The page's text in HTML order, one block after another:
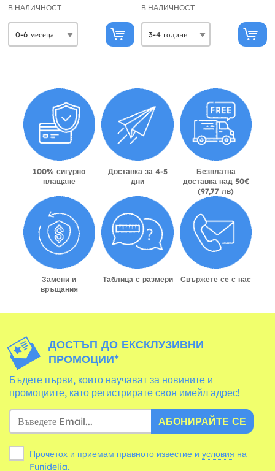
В НАЛИЧНОСТ В НАЛИЧНОСТ
100% сигурно
плащане
Доставка за 4-5
дни
Безплатна
доставка над 50€
(97,77 лв)
Замени и
връщания
Таблица с размери Свържете се с нас
ДОСТЪП ДО ЕКСКЛУЗИВНИ
ПРОМОЦИИ*
Бъдете първи, които научават за новините и
промоциите, като регистрирате своя имейл адрес!
АБОНИРАЙТЕ СЕ
Прочетох и приемам правното известие и условия
Funidelia.